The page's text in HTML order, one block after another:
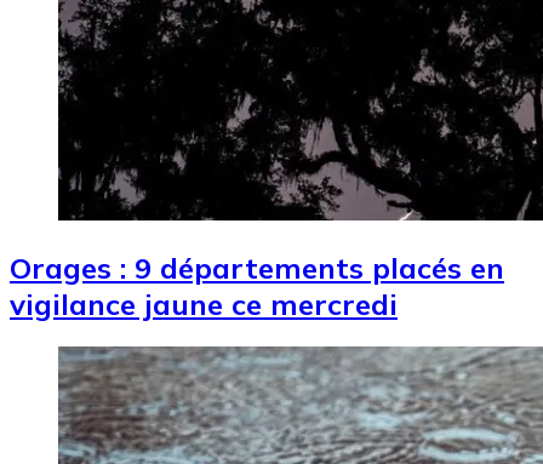
Orages : 9 départements placés en
vigilance jaune ce mercredi
Image